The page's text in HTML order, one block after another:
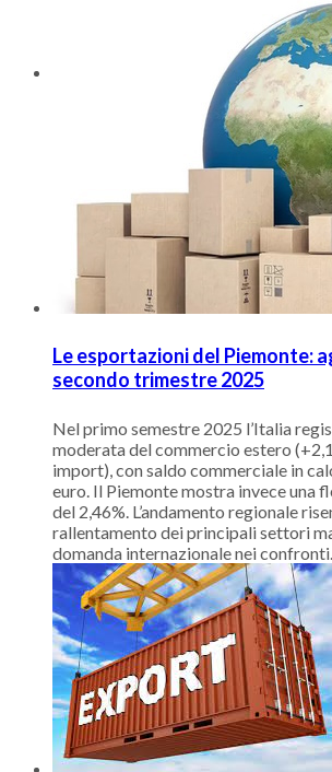
Valutazione delle politiche
Le esportazioni del Piemonte:
secondo trimestre 2025
Nel primo semestre 2025 l’Italia
moderata del commercio estero
import), con saldo commerciale in
euro. Il Piemonte mostra invece una
del 2,46%. L’andamento regionale
rallentamento dei principali settori
domanda internazionale nei confronti